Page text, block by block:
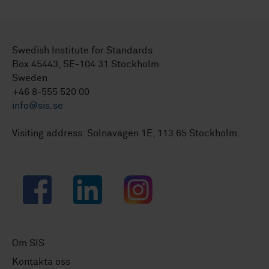
Swedish Institute for Standards
Box 45443, SE-104 31 Stockholm
Sweden
+46 8-555 520 00
info@sis.se
Visiting address: Solnavägen 1E, 113 65 Stockholm.
Facebook LinkedIn Instagram
Om SIS
Kontakta oss